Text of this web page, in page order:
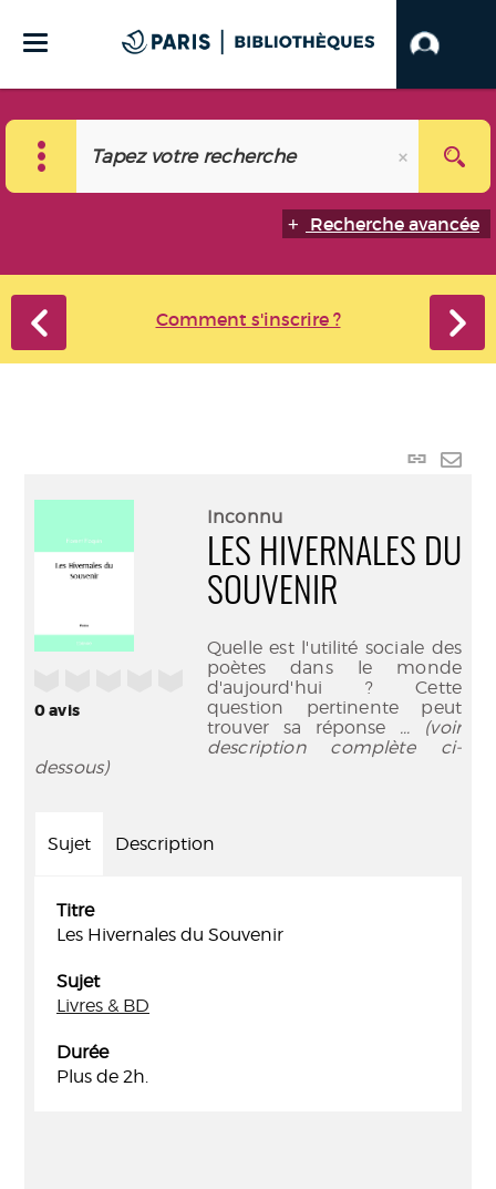
Recherche avancée
Comment s'inscrire ?
Lien
mail
0avis
Inconnu
LES HIVERNALES DU
SOUVENIR
Quelle est l'utilité sociale des
poètes dans le monde
d'aujourd'hui ? Cette
question pertinente peut
trouver sa réponse ... (voir
description complète ci-
dessous)
Sujet Description
Titre
Les Hivernales du Souvenir
Sujet
Livres & BD
Durée
Plus de 2h.